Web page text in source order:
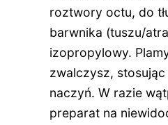
roztwory octu, do
barwnika (tuszu/
izopropylowy.
zwalczysz,
naczyń. W razie
preparat na